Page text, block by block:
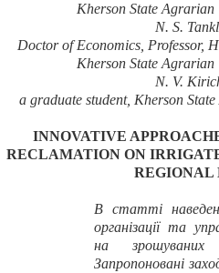
Kherson State Agrarian
N. S.
Doctor of Economics, Professor,
Kherson State Agrarian
N. V.
a graduate student, Kherson State
INNOVATIVE
RECLAMATION ON
REGIONAL
В статті
організації та
на зрошуваних
Запропоновані